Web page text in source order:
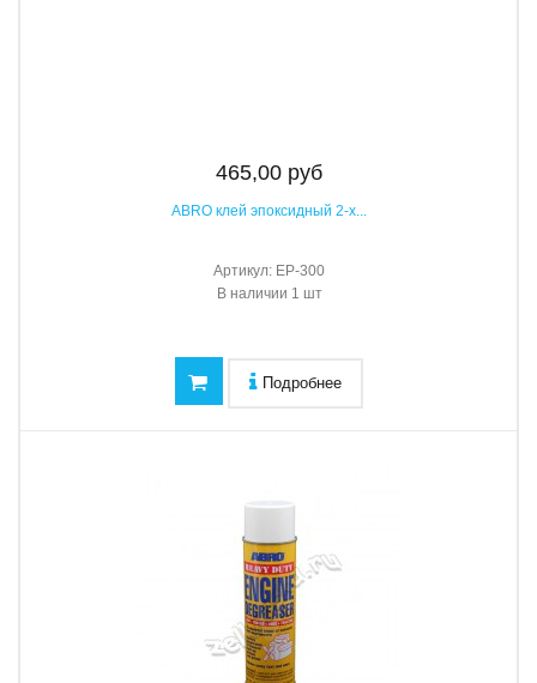
465,00 руб
ABRO клей эпоксидный 2-х...
Артикул: EP-300
В наличии 1 шт
Подробнее